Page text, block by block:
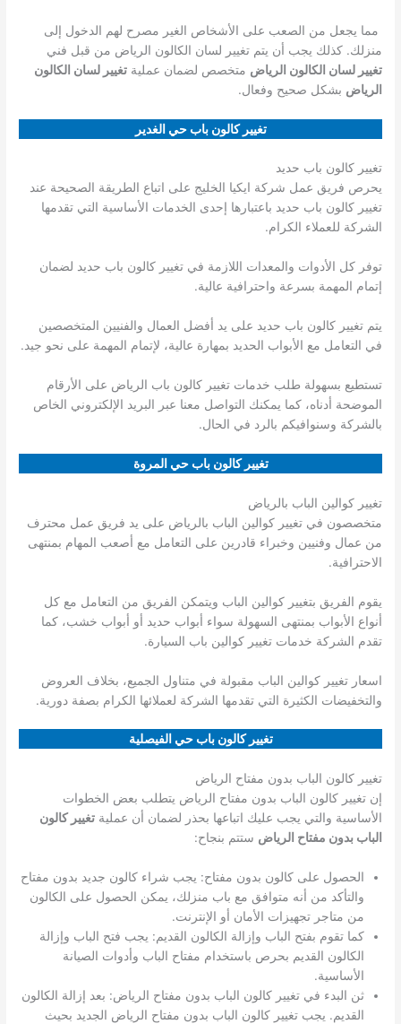
مما يجعل من الصعب على الأشخاص الغير مصرح لهم الدخول إلى
منزلك. كذلك يجب أن يتم تغيير لسان الكالون الرياض من قبل فني
تغيير لسان الكالون الرياض متخصص لضمان عمليةتغيير لسان الكالون
الرياض بشكل صحيح وفعال.
تغيير كالون باب حي الغدير
تغيير كالون باب حديد
يحرص فريق عمل شركة ايكيا الخليج على اتباع الطريقة الصحيحة عند
تغيير كالون باب حديد باعتبارها إحدى الخدمات الأساسية التي تقدمها
الشركة للعملاء الكرام.
توفر كل الأدوات والمعدات اللازمة في تغيير كالون باب حديد لضمان
إتمام المهمة بسرعة واحترافية عالية.
يتم تغيير كالون باب حديد على يد أفضل العمال والفنيين المتخصصين
في التعامل مع الأبواب الحديد بمهارة عالية، لإتمام المهمة على نحو جيد.
تستطيع بسهولة طلب خدمات تغيير كالون باب الرياض على الأرقام
الموضحة أدناه، كما يمكنك التواصل معنا عبر البريد الإلكتروني الخاص
بالشركة وسنوافيكم بالرد في الحال.
تغيير كالون باب حي المروة
تغيير كوالين الباب بالرياض
متخصصون في تغيير كوالين الباب بالرياض على يد فريق عمل محترف
من عمال وفنيين وخبراء قادرين على التعامل مع أصعب المهام بمنتهى
الاحترافية.
يقوم الفريق بتغيير كوالين الباب ويتمكن الفريق من التعامل مع كل
أنواع الأبواب بمنتهى السهولة سواء أبواب حديد أو أبواب خشب، كما
تقدم الشركة خدمات تغيير كوالين باب السيارة.
اسعار تغيير كوالين الباب مقبولة في متناول الجميع، بخلاف العروض
والتخفيضات الكثيرة التي تقدمها الشركة لعملائها الكرام بصفة دورية.
تغيير كالون باب حي الفيصلية
تغيير كالون الباب بدون مفتاح الرياض
إن تغيير كالون الباب بدون مفتاح الرياض يتطلب بعض الخطوات
الأساسية والتي يجب عليك اتباعها بحذر لضمان أن عمليةتغيير كالون
الباب بدون مفتاح الرياض ستتم بنجاح:
الحصول على كالون بدون مفتاح: يجب شراء كالون جديد بدون مفتاح
والتأكد من أنه متوافق مع باب منزلك، يمكن الحصول على الكالون
من متاجر تجهيزات الأمان أو الإنترنت.
كما تقوم بفتح الباب وإزالة الكالون القديم: يجب فتح الباب وإزالة
الكالون القديم بحرص باستخدام مفتاح الباب وأدوات الصيانة
الأساسية.
ثن البدء في تغيير كالون الباب بدون مفتاح الرياض: بعد إزالة الكالون
القديم. يجب تغيير كالون الباب بدون مفتاح الرياض الجديد بحيث